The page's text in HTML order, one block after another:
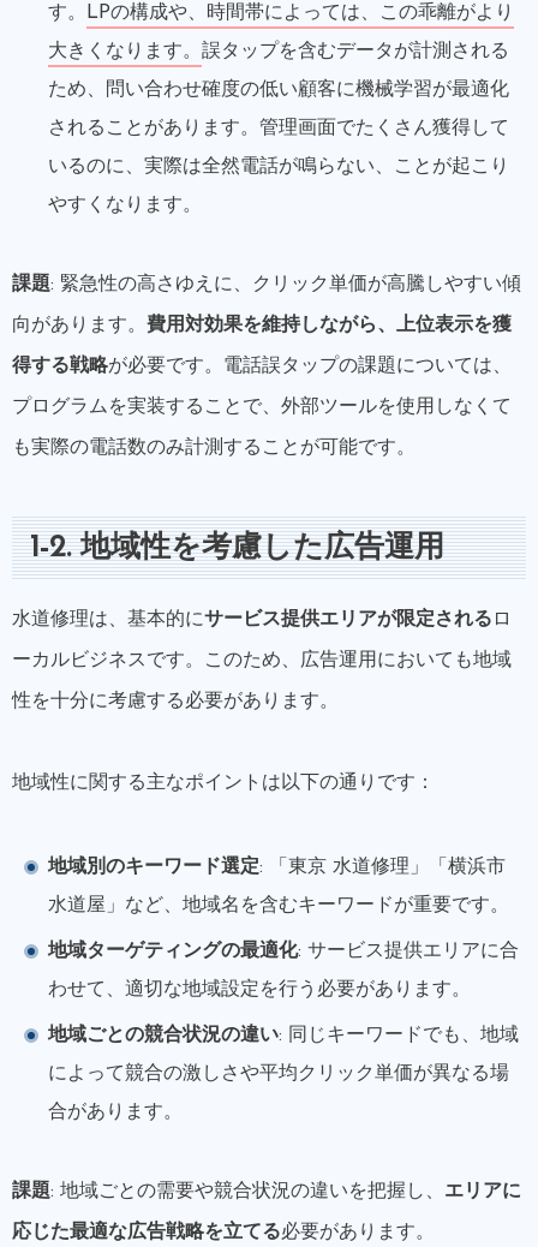
す。
LPの構成や、時間帯によっては、この乖離がより
大きくなります。 誤タップを含むデータが計測される
ため、問い合わせ確度の低い顧客に機械学習が最適化
されることがあります。管理画面でたくさん獲得して
いるのに、実際は全然電話が鳴らない、ことが起こり
やすくなります。
課題: 緊急性の高さゆえに、クリック単価が高騰しやすい傾
向があります。 費用対効果を維持しながら、上位表示を獲
得する戦略が必要です。電話誤タップの課題については、
プログラムを実装することで、外部ツールを使用しなくて
も実際の電話数のみ計測することが可能です。
1-2. 地域性を考慮した広告運用
水道修理は、基本的にサービス提供エリアが限定される ロ
ーカルビジネスです。このため、広告運用においても地域
性を十分に考慮する必要があります。
地域性に関する主なポイントは以下の通りです：
地域別のキーワード選定: 「東京 水道修理」「横浜市
水道屋」など、地域名を含むキーワードが重要です。
地域ターゲティングの最適化: サービス提供エリアに合
わせて、適切な地域設定を行う必要があります。
地域ごとの競合状況の違い: 同じキーワードでも、地域
によって競合の激しさや平均クリック単価が異なる場
合があります。
課題: 地域ごとの需要や競合状況の違いを把握し、 エリアに
応じた最適な広告戦略を立てる必要があります。